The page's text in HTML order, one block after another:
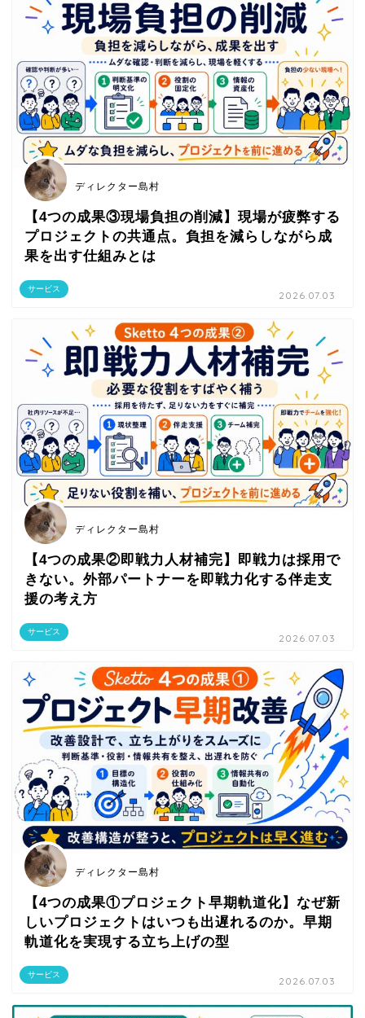
サービス
ディレクター島村
【4つの成果③現場負担の削減】現場が疲弊する
プロジェクトの共通点。負担を減らしながら成
果を出す仕組みとは
2026.07.03
サービス
ディレクター島村
【4つの成果②即戦力人材補完】即戦力は採用で
きない。外部パートナーを即戦力化する伴走支
援の考え方
2026.07.03
サービス
ディレクター島村
【4つの成果①プロジェクト早期軌道化】なぜ新
しいプロジェクトはいつも出遅れるのか。早期
軌道化を実現する立ち上げの型
2026.07.03